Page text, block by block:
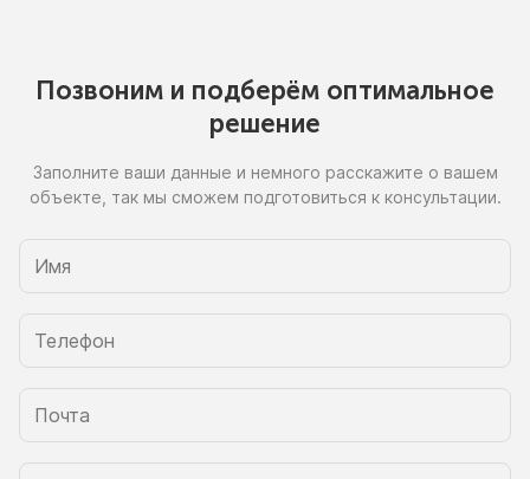
Позвоним и подберём оптимальное
решение
Заполните ваши данные и немного расскажите о вашем
объекте, так мы сможем подготовиться к консультации.